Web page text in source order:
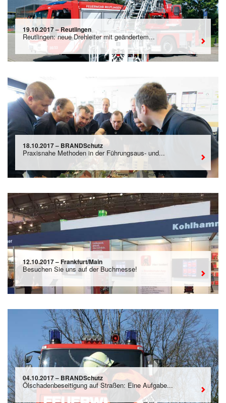
19.10.2017 – Reutlingen
Reutlingen: neue Drehleiter mit geändertem...
18.10.2017 – BRANDSchutz
Praxisnahe Methoden in der Führungsaus- und...
12.10.2017 – Frankfurt/Main
Besuchen Sie uns auf der Buchmesse!
04.10.2017 – BRANDSchutz
Ölschadenbeseitigung auf Straßen: Eine Aufgabe...